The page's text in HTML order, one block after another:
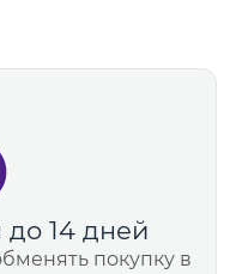
14 дней
покупку в